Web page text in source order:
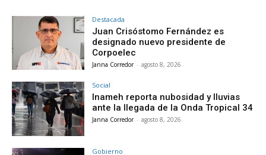
Destacada
Juan Crisóstomo Fernández es
designado nuevo presidente de
Corpoelec
Janna Corredor - agosto 8, 2026
Social
Inameh reporta nubosidad y lluvias
ante la llegada de la Onda Tropical 34
Janna Corredor - agosto 8, 2026
Gobierno